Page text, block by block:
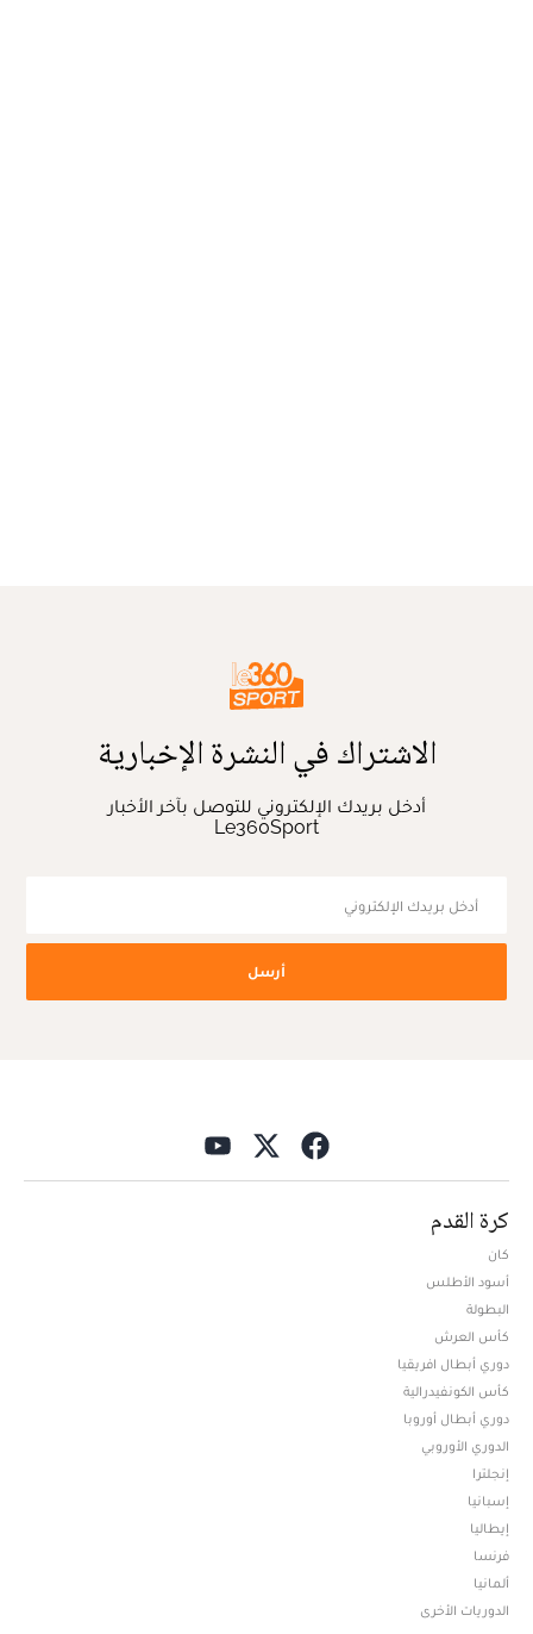
الاشتراك في النشرة الإخبارية
أدخل بريدك الإلكتروني للتوصل بآخر الأخبار
Le360Sport
أرسل
كرة القدم
كان
أسود الأطلس
البطولة
كأس العرش
دوري أبطال افريقيا
كأس الكونفيدرالية
دوري أبطال أوروبا
الدوري الأوروبي
إنجلترا
إسبانيا
إيطاليا
فرنسا
ألمانيا
الدوريات الأخرى